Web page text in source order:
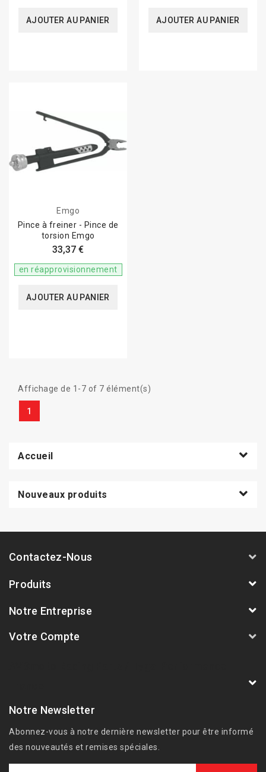
AJOUTER AU PANIER AJOUTER AU PANIER
Emgo
Pince à freiner - Pince de
torsion Emgo
33,37 €
en réapprovisionnement
AJOUTER AU PANIER
Affichage de 1-7 of 7 élément(s)
1
Accueil
Nouveaux produits
Contactez-Nous
Produits
Notre Entreprise
Votre Compte
Notre Newsletter
Abonnez-vous à notre dernière newsletter pour être informé
des nouveautés et remises spéciales.